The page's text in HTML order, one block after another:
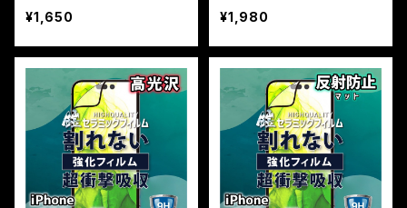
スフィルム『鎧』平面タイプ
¥1,650
ルム『鎧』平面タイプ
¥1,980